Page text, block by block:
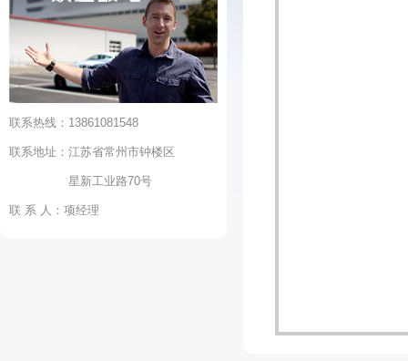
联系热线：13861081548
联系地址：江苏省常州市钟楼区
星新工业路70号
联 系 人：项经理